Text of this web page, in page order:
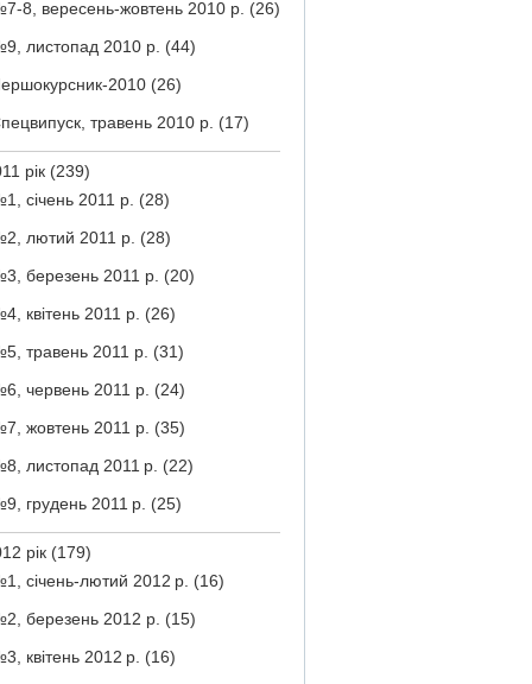
8, вересень-жовтень 2010 р. (26)
листопад 2010 р. (44)
2010 (26)
травень 2010 р. (17)
рік (239)
січень 2011 р. (28)
лютий 2011 р. (28)
березень 2011 р. (20)
квітень 2011 р. (26)
травень 2011 р. (31)
червень 2011 р. (24)
жовтень 2011 р. (35)
листопад 2011 р. (22)
грудень 2011 р. (25)
рік (179)
січень-лютий 2012 р. (16)
березень 2012 р. (15)
квітень 2012 р. (16)